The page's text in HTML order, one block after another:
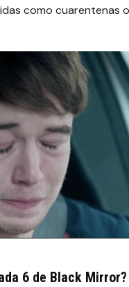
como cuarentenas
6 de Black Mirror?